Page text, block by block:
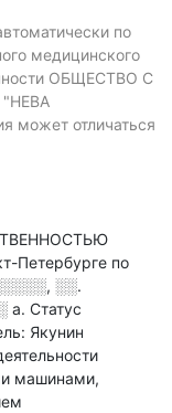
по
медицинского
ОБЩЕСТВО С
отличаться
Петербурге по
░░.
а. Статус
Якунин
машинами,